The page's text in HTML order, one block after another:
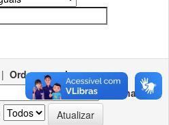
| Ordenar registros por
Ordenar